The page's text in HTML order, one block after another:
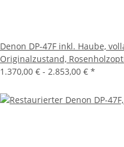
Denon DP-47F inkl. Haube,
Originalzustand,
1.370,00 € - 2.853,00 € *